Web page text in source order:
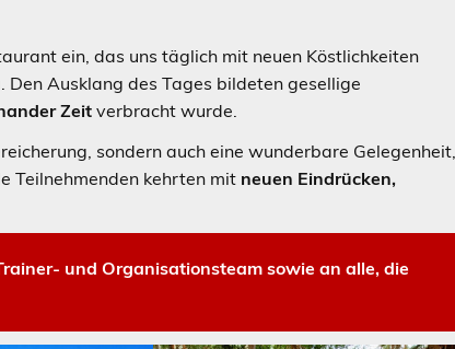
ein, das uns täglich mit neuen Köstlichkeiten
Ausklang des Tages bildeten gesellige
Zeit verbracht wurde.
sondern auch eine wunderbare
Teilnehmenden kehrten mit neuen Eindrücken,
und Organisationsteam sowie an alle, die